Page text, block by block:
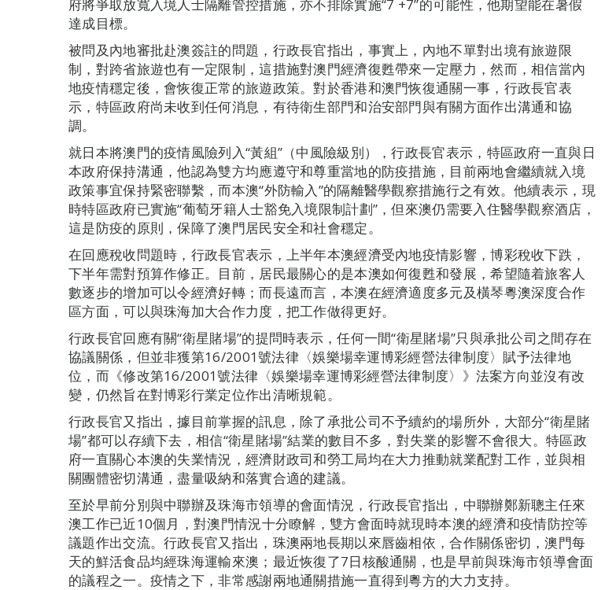
府將爭取放寬入境人士隔離管控措施，亦不排除實施“7 +7”的可能性，他期望能在暑假
達成目標。
被問及內地審批赴澳簽註的問題，行政長官指出，事實上，內地不單對出境有旅遊限
制，對跨省旅遊也有一定限制，這措施對澳門經濟復甦帶來一定壓力，然而，相信當內
地疫情穩定後，會恢復正常的旅遊政策。對於香港和澳門恢復通關一事，行政長官表
示，特區政府尚未收到任何消息，有待衛生部門和治安部門與有關方面作出溝通和協
調。
就日本將澳門的疫情風險列入“黃組”（中風險級別），行政長官表示，特區政府一直與日
本政府保持溝通，他認為雙方均應遵守和尊重當地的防疫措施，目前兩地會繼續就入境
政策事宜保持緊密聯繫，而本澳“外防輸入”的隔離醫學觀察措施行之有效。他續表示，現
時特區政府已實施“葡萄牙籍人士豁免入境限制計劃”，但來澳仍需要入住醫學觀察酒店，
這是防疫的原則，保障了澳門居民安全和社會穩定。
在回應稅收問題時，行政長官表示，上半年本澳經濟受內地疫情影響，博彩稅收下跌，
下半年需對預算作修正。目前，居民最關心的是本澳如何復甦和發展，希望隨着旅客人
數逐步的增加可以令經濟好轉；而長遠而言，本澳在經濟適度多元及橫琴粵澳深度合作
區方面，可以與珠海加大合作力度，把工作做得更好。
行政長官回應有關“衛星賭場”的提問時表示，任何一間“衛星賭場”只與承批公司之間存在
協議關係，但並非獲第16/2001號法律〈娛樂場幸運博彩經營法律制度〉賦予法律地
位，而《修改第16/2001號法律〈娛樂場幸運博彩經營法律制度〉》法案方向並沒有改
變，仍然旨在對博彩行業定位作出清晰規範。
行政長官又指出，據目前掌握的訊息，除了承批公司不予續約的場所外，大部分“衛星賭
場”都可以存續下去，相信“衛星賭場”結業的數目不多，對失業的影響不會很大。特區政
府一直關心本澳的失業情況，經濟財政司和勞工局均在大力推動就業配對工作，並與相
關團體密切溝通，盡量吸納和落實合適的建議。
至於早前分別與中聯辦及珠海市領導的會面情況，行政長官指出，中聯辦鄭新聰主任來
澳工作已近10個月，對澳門情況十分瞭解，雙方會面時就現時本澳的經濟和疫情防控等
議題作出交流。行政長官又指出，珠澳兩地長期以來唇齒相依，合作關係密切，澳門每
天的鮮活食品均經珠海運輸來澳；最近恢復了7日核酸通關，也是早前與珠海市領導會面
的議程之一。疫情之下，非常感謝兩地通關措施一直得到粵方的大力支持。